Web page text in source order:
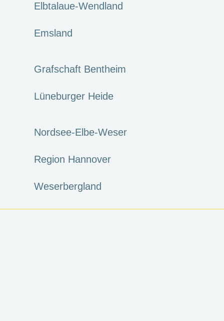
Elbtalaue-Wendland
Emsland
Grafschaft Bentheim
Lüneburger Heide
Nordsee-Elbe-Weser
Region Hannover
Weserbergland